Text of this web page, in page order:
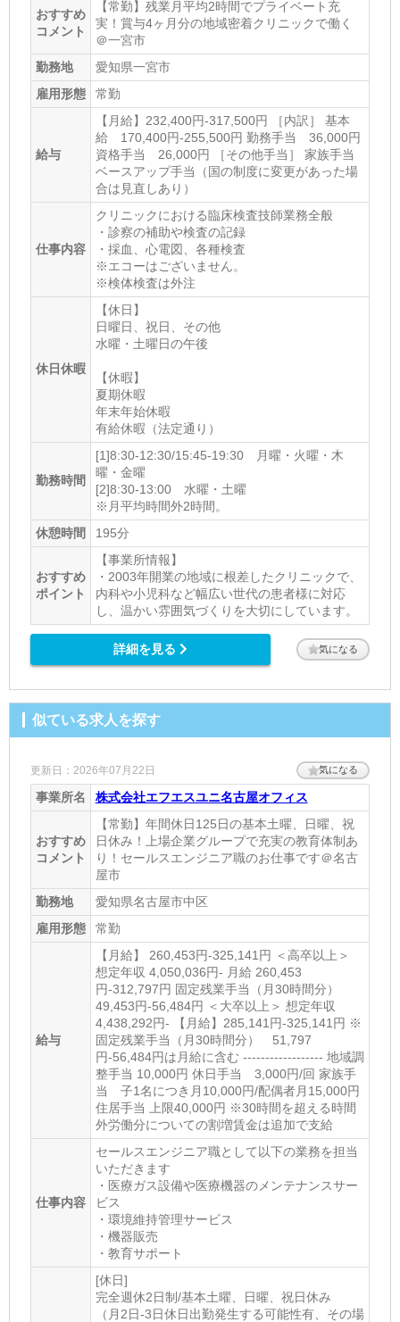
おすすめ
コメント
【常勤】残業月平均2時間でプライベート充
実！賞与4ヶ月分の地域密着クリニックで働く
＠一宮市
勤務地
愛知県一宮市
雇用形態
常勤
給与
【月給】232,400円-317,500円 ［内訳］ 基本
給 170,400円-255,500円 勤務手当 36,000円
資格手当 26,000円 ［その他手当］ 家族手当
ベースアップ手当（国の制度に変更があった場
合は見直しあり）
仕事内容
クリニックにおける臨床検査技師業務全般
・診察の補助や検査の記録
・採血、心電図、各種検査
※エコーはございません。
※検体検査は外注
休日休暇
【休日】
日曜日、祝日、その他
水曜・土曜日の午後
【休暇】
夏期休暇
年末年始休暇
有給休暇（法定通り）
勤務時間
[1]8:30-12:30/15:45-19:30 月曜・火曜・木
曜・金曜
[2]8:30-13:00 水曜・土曜
※月平均時間外2時間。
休憩時間
195分
おすすめ
ポイント
【事業所情報】
・2003年開業の地域に根差したクリニックで、
内科や小児科など幅広い世代の患者様に対応
し、温かい雰囲気づくりを大切にしています。
詳細を見る 気になる
似ている求人を探す
更新日：2026年07月22日 気になる
事業所名 株式会社エフエスユニ名古屋オフィス
おすすめ
コメント
【常勤】年間休日125日の基本土曜、日曜、祝
日休み！上場企業グループで充実の教育体制あ
り！セールスエンジニア職のお仕事です＠名古
屋市
勤務地
愛知県名古屋市中区
雇用形態
常勤
給与
【月給】 260,453円-325,141円 ＜高卒以上＞
想定年収 4,050,036円- 月給 260,453
円-312,797円 固定残業手当（月30時間分）
49,453円-56,484円 ＜大卒以上＞ 想定年収
4,438,292円- 【月給】285,141円-325,141円 ※
固定残業手当（月30時間分） 51,797
円-56,484円は月給に含む ------------------ 地域調
整手当 10,000円 休日手当 3,000円/回 家族手
当 子1名につき月10,000円/配偶者月15,000円
住居手当 上限40,000円 ※30時間を超える時間
外労働分についての割増賃金は追加で支給
仕事内容
セールスエンジニア職として以下の業務を担当
いただきます
・医療ガス設備や医療機器のメンテナンスサー
ビス
・環境維持管理サービス
・機器販売
・教育サポート
[休日]
完全週休2日制/基本土曜、日曜、祝日休み
（月2日-3日休日出勤発生する可能性有、その場